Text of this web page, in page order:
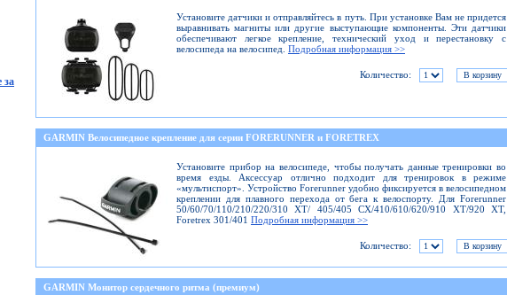
за
Установите датчики и отправляйтесь в путь. При установке Вам не придется
выравнивать магниты или другие выступающие компоненты. Эти датчики
обеспечивают легкое крепление, технический уход и перестановку с
велосипеда на велосипед. Подробная информация >>
Количество:
GARMIN Велосипедное крепление для серии FORERUNNER и FORETREX
Установите прибор на велосипеде, чтобы получать данные тренировки во
время езды. Аксессуар отлично подходит для тренировок в режиме
«мультиспорт». Устройство Forerunner удобно фиксируется в велосипедном
креплении для плавного перехода от бега к велоспорту. Для Forerunner
50/60/70/110/210/220/310 ХТ/ 405/405 СХ/410/610/620/910 ХТ/920 XT,
Foretrex 301/401 Подробная информация >>
Количество:
GARMIN Монитор сердечного ритма (премиум)